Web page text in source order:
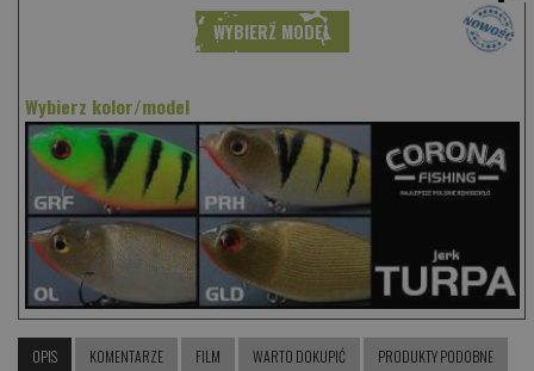
WYBIERZ MODEL
Wybierz kolor/model
OPIS KOMENTARZE FILM WARTO DOKUPIĆ PRODUKTY PODOBNE